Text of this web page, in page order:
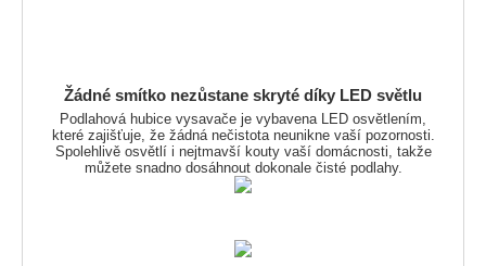
Žádné smítko nezůstane skryté díky LED světlu
Podlahová hubice vysavače je vybavena LED osvětlením,
které zajišťuje, že žádná nečistota neunikne vaší pozornosti.
Spolehlivě osvětlí i nejtmavší kouty vaší domácnosti, takže
můžete snadno dosáhnout dokonale čisté podlahy.